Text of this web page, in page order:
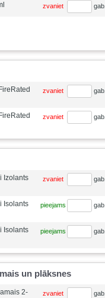
zvaniet gab.
zvaniet gab.
zvaniet gab.
Izolants
zvaniet gab.
Isolants
pieejams gab.
Isolants
pieejams gab.
un plāksnes
2-
zvaniet gab.